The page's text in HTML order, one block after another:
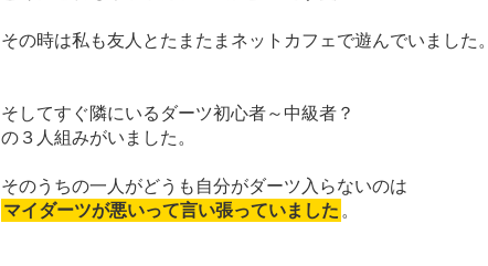
その時は私も友人とたまたまネットカフェで遊んでいました。
そしてすぐ隣にいるダーツ初心者～中級者？
の３人組みがいました。
そのうちの一人がどうも自分がダーツ入らないのは
マイダーツが悪いって言い張っていました 。